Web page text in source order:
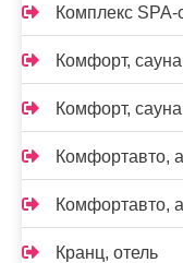
Комплекс SPA-
Комфорт, сауна
Комфорт, сауна
Комфортавто,
Комфортавто,
Кранц, отель